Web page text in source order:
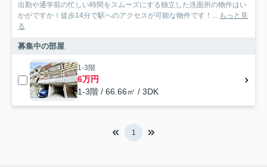
出勤や通学前の忙しい時間をスムーズにする独立した洗面所の物件はい
かがですか！徒歩14分で駅へのアクセスが可能な物件です！... もっと見
る
募集中の部屋
1-3階
6万円
1-3階 / 66.66㎡ / 3DK
1